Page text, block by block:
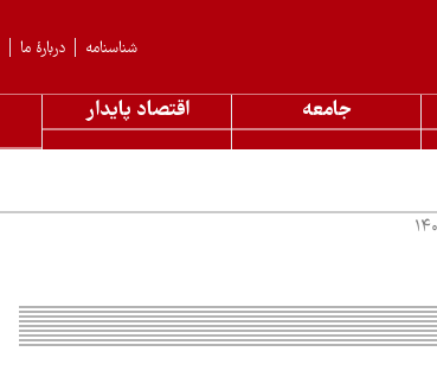
دربارهٔ ما شناسنامه
جامعه اقتصاد پایدار